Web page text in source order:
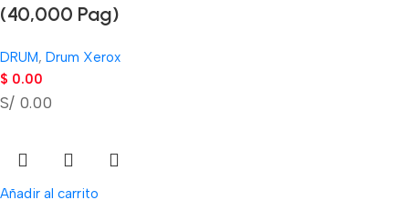
(40,000 Pag)
DRUM, Drum Xerox
$ 0.00
S/ 0.00
Añadir al carrito